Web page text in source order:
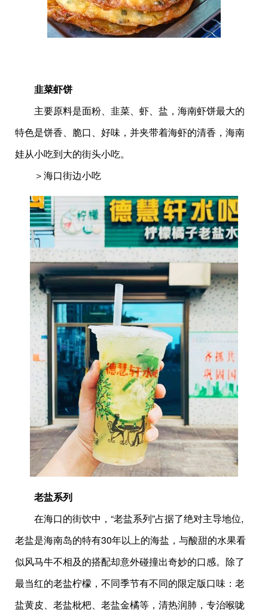
韭菜虾饼
主要原料是面粉、韭菜、虾、盐，海南虾饼最大的
特色是饼香、脆口、好味，并夹带着海虾的清香，海南
娃从小吃到大的街头小吃。
＞海口街边小吃
老盐系列
在海口的街饮中，“老盐系列”占据了绝对主导地位,
老盐是海南岛的特有30年以上的海盐，与酸甜的水果看
似风马牛不相及的搭配却意外碰撞出奇妙的口感。除了
最当红的老盐柠檬，不同季节有不同的限定版口味：老
盐黄皮、老盐枇杷、老盐金橘等，清热润肺，专治喉咙